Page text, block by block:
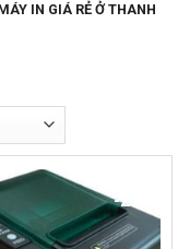
IN GIÁ RẺ Ở THANH
-27%